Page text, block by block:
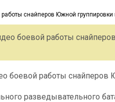
боевой работы
боевой работы снайперов
разведывательного